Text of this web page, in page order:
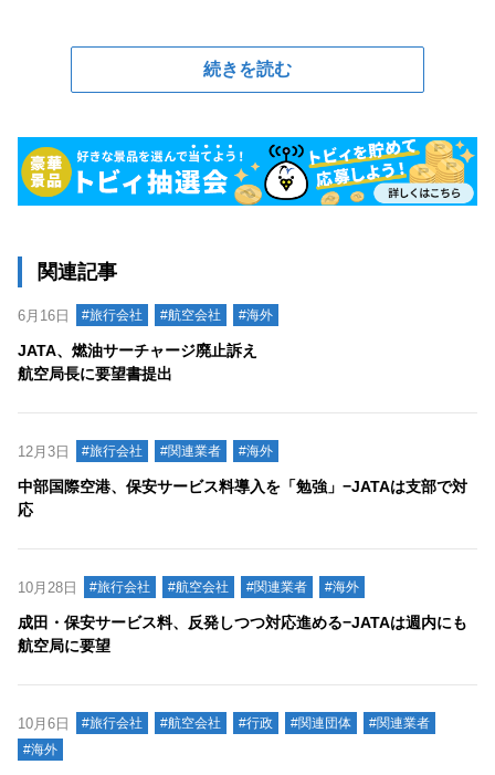
続きを読む
関連記事
6月16日 #旅行会社 #航空会社 #海外
JATA、燃油サーチャージ廃止訴え
航空局長に要望書提出
12月3日 #旅行会社 #関連業者 #海外
中部国際空港、保安サービス料導入を「勉強」−JATAは支部で対
応
10月28日 #旅行会社 #航空会社 #関連業者 #海外
成田・保安サービス料、反発しつつ対応進める−JATAは週内にも
航空局に要望
10月6日 #旅行会社 #航空会社 #行政 #関連団体
#関連業者
#海外